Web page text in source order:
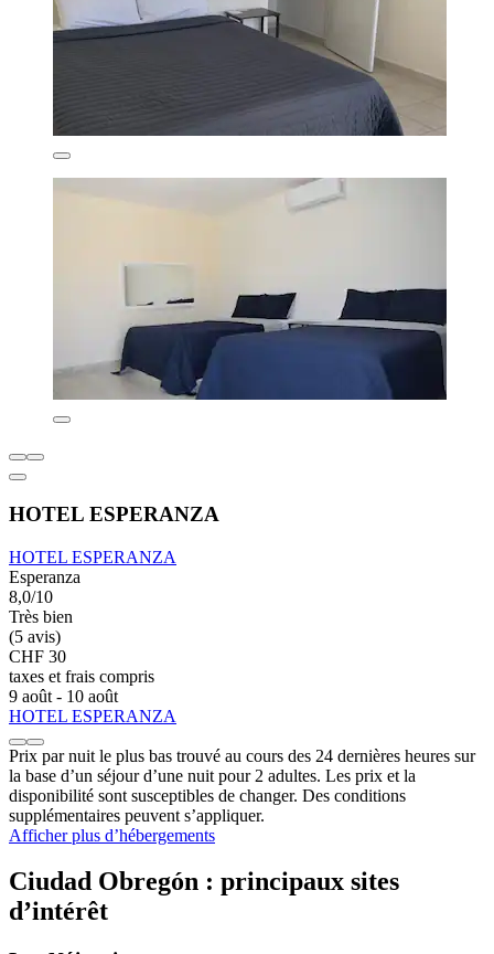
HOTEL ESPERANZA
HOTEL ESPERANZA
Esperanza
8,0/10
Très bien
(5 avis)
CHF 30
taxes et frais compris
9 août - 10 août
HOTEL ESPERANZA
Prix par nuit le plus bas trouvé au cours des 24 dernières heures sur
la base d’un séjour d’une nuit pour 2 adultes. Les prix et la
disponibilité sont susceptibles de changer. Des conditions
supplémentaires peuvent s’appliquer.
Afficher plus d’hébergements
Ciudad Obregón : principaux sites
d’intérêt